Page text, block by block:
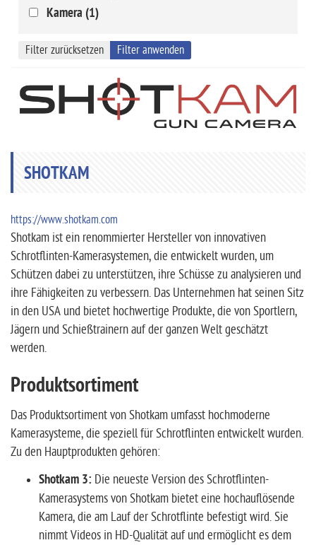
Kamera (1)
Filter zurücksetzen Filter anwenden
SHOTKAM
https://www.shotkam.com
Shotkam ist ein renommierter Hersteller von innovativen
Schrotflinten-Kamerasystemen, die entwickelt wurden, um
Schützen dabei zu unterstützen, ihre Schüsse zu analysieren und
ihre Fähigkeiten zu verbessern. Das Unternehmen hat seinen Sitz
in den USA und bietet hochwertige Produkte, die von Sportlern,
Jägern und Schießtrainern auf der ganzen Welt geschätzt
werden.
Produktsortiment
Das Produktsortiment von Shotkam umfasst hochmoderne
Kamerasysteme, die speziell für Schrotflinten entwickelt wurden.
Zu den Hauptprodukten gehören:
Shotkam 3: Die neueste Version des Schrotflinten-
Kamerasystems von Shotkam bietet eine hochauflösende
Kamera, die am Lauf der Schrotflinte befestigt wird. Sie
nimmt Videos in HD-Qualität auf und ermöglicht es dem